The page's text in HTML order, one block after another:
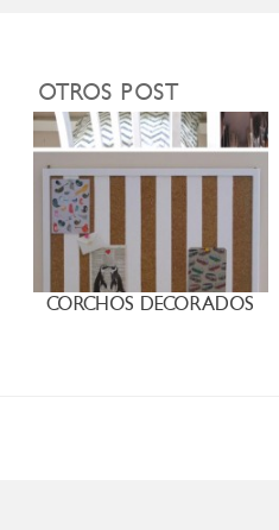
OTROS POST
CORCHOS DECORADOS